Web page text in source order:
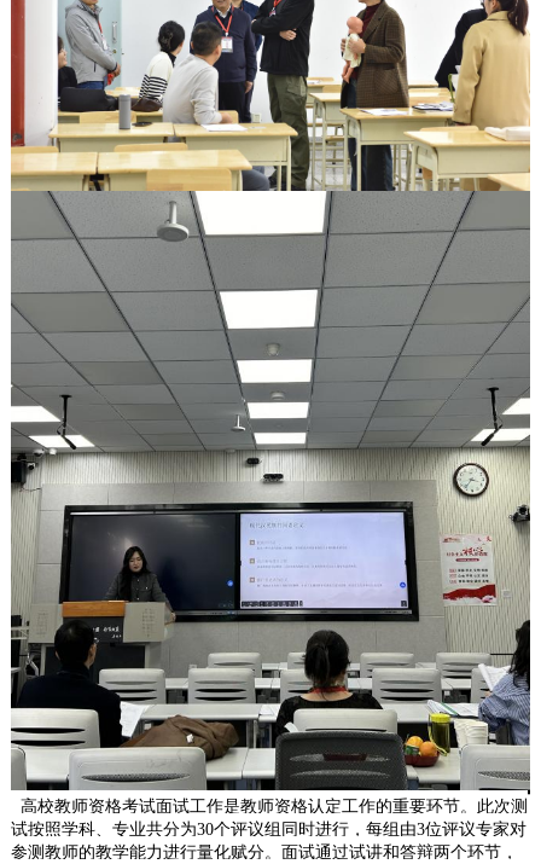
高校教师资格考试面试工作是教师资格认定工作的重要环节。此次测
试按照学科、专业共分为30个评议组同时进行，每组由3位评议专家对
参测教师的教学能力进行量化赋分。面试通过试讲和答辩两个环节，